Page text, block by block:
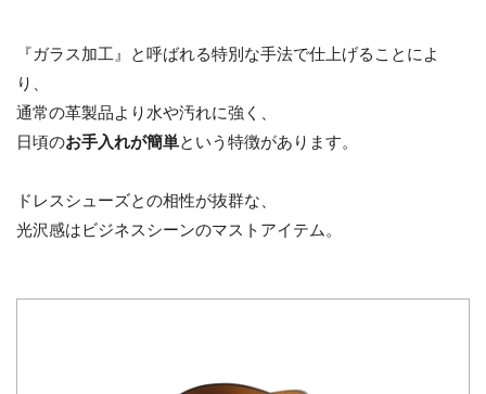
『ガラス加工』と呼ばれる特別な手法で仕上げることによ
り、
通常の革製品より水や汚れに強く、
日頃のお手入れが簡単という特徴があります。
ドレスシューズとの相性が抜群な、
光沢感はビジネスシーンのマストアイテム。